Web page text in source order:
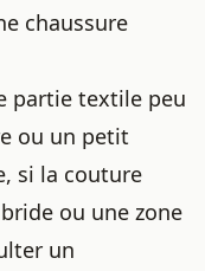
chaussure
partie textile peu
ou un petit
si la couture
ou une zone
un